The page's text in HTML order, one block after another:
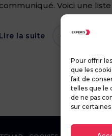
Pour offrir
que les
fait de
telles que le
de ne pas
sur
communiqué. Voici une
Lire la suite